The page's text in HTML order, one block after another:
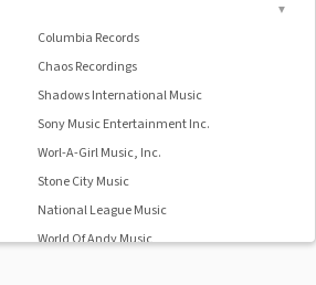
▼
Columbia Records
Chaos Recordings
Shadows International Music
Sony Music Entertainment Inc.
Worl-A-Girl Music, Inc.
Stone City Music
National League Music
World Of Andy Music